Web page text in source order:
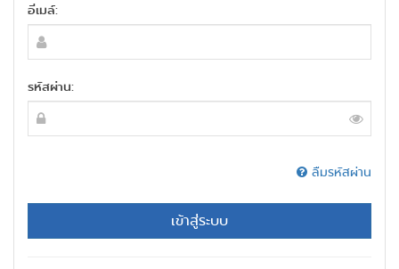
อีเมล์:
รหัสผ่าน:
ลืมรหัสผ่าน
เข้าสู่ระบบ